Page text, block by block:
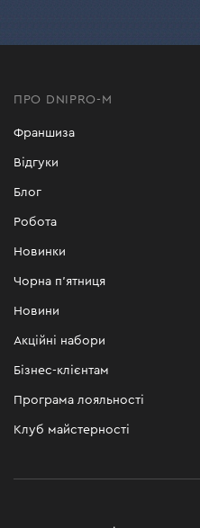
ПРО DNIPRO-M
Франшиза
Відгуки
Блог
Робота
Новинки
Чорна п'ятниця
Новини
Акційні набори
Бізнес-клієнтам
Програма лояльності
Клуб майстерності